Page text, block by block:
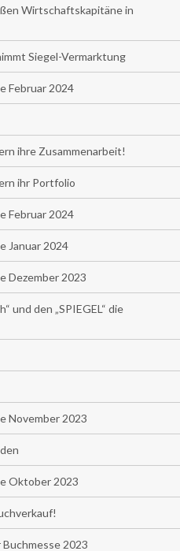
Wirtschaftskapitäne in
Siegel-Vermarktung
Februar 2024
ihre Zusammenarbeit!
ihr Portfolio
Februar 2024
Januar 2024
Dezember 2023
und den „SPIEGEL“ die
November 2023
Oktober 2023
2023